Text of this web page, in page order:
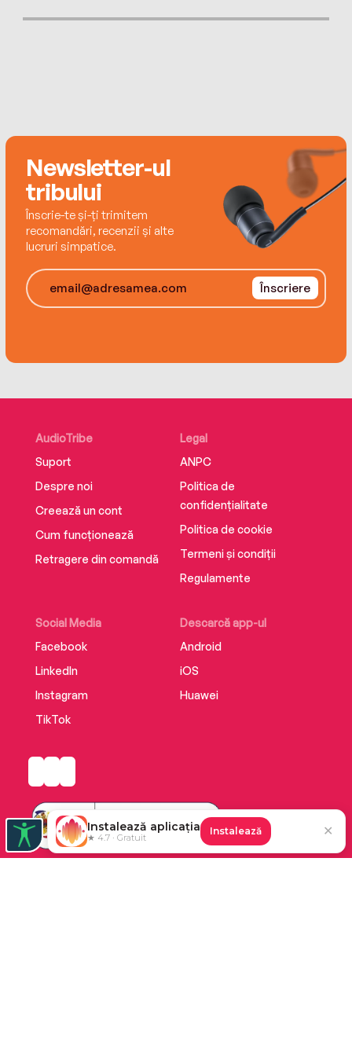
Newsletter-ul
tribului
Înscrie-te și-ți trimitem
recomandări, recenzii și alte
lucruri simpatice.
Înscriere
AudioTribe
Suport
Despre noi
Creează un cont
Cum funcționează
Retragere din comandă
Social Media
Facebook
LinkedIn
Instagram
TikTok
Descarcă app-ul
Android
iOS
Huawei
Legal
ANPC
Politica de
confidențialitate
Politica de cookie
Termeni și condiții
Regulamente
Instalează aplicația
★ 4.7 · Gratuit
Instalează ✕